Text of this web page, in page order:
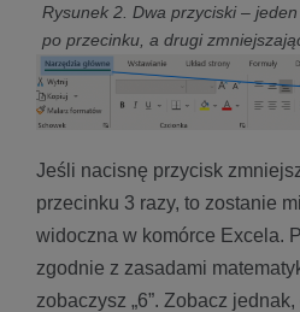
Rysunek 2. Dwa przyciski –
po przecinku, a drugi
Jeśli nacisnę przycisk
przecinku 3 razy, to zostanie
widoczna w komórce Excela.
zgodnie z zasadami
zobaczysz „6”. Zobacz